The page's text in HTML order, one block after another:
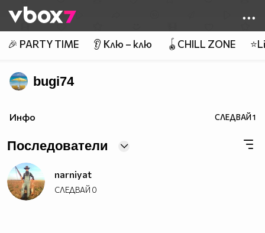
👾
🎉 PARTY TIME 👂 Клю – клю 🪀CHILL ZONE
bugi74
Инфо СЛЕДВАЙ1
Последователи
narniyat
СЛЕДВАЙ 0